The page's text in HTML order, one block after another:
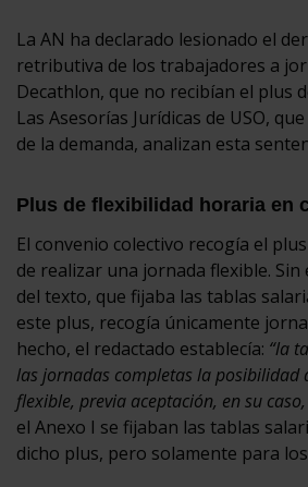
La AN ha declarado lesionado el
retributiva de los trabajadores a
Decathlon, que no recibían el plus
Las Asesorías Jurídicas de USO,
de la demanda, analizan esta
Plus de flexibilidad horaria en
El convenio colectivo recogía el
de realizar una jornada flexible. Sin
del texto, que fijaba las tablas
este plus, recogía únicamente
hecho, el redactado establecía: “la
las jornadas completas la posibilidad
flexible, previa aceptación, en su
el Anexo I se fijaban las tablas
dicho plus, pero solamente para